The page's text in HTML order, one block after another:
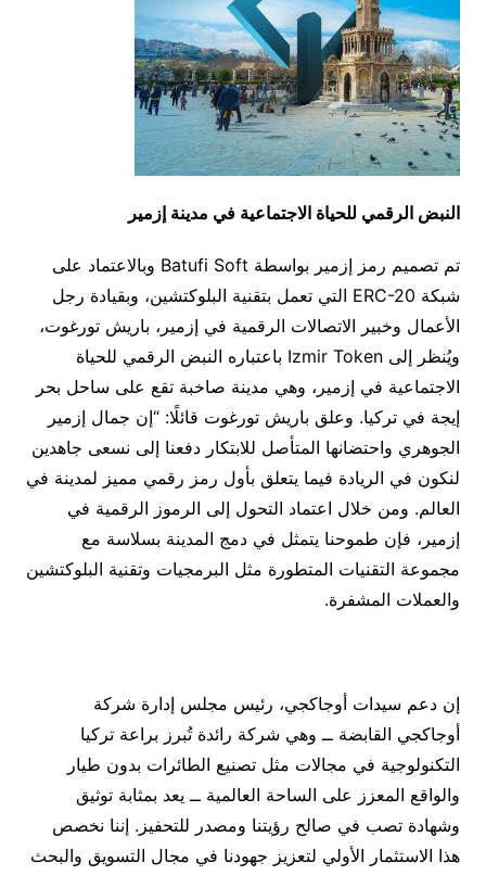
النبض الرقمي للحياة الاجتماعية في مدينة إزمير
تم تصميم رمز إزمير بواسطة Batufi Soft وبالاعتماد على
شبكة ERC-20 التي تعمل بتقنية البلوكتشين، وبقيادة رجل
الأعمال وخبير الاتصالات الرقمية في إزمير، باريش تورغوت،
ويُنظر إلى Izmir Token باعتباره النبض الرقمي للحياة
الاجتماعية في إزمير، وهي مدينة صاخبة تقع على ساحل بحر
إيجة في تركيا. وعلق باريش تورغوت قائلًا: “إن جمال إزمير
الجوهري واحتضانها المتأصل للابتكار دفعنا إلى نسعى جاهدين
لنكون في الريادة فيما يتعلق بأول رمز رقمي مميز لمدينة في
العالم. ومن خلال اعتماد التحول إلى الرموز الرقمية في
إزمير، فإن طموحنا يتمثل في دمج المدينة بسلاسة مع
مجموعة التقنيات المتطورة مثل البرمجيات وتقنية البلوكتشين
والعملات المشفرة.
إن دعم سيدات أوجاكجي، رئيس مجلس إدارة شركة
أوجاكجي القابضة ــ وهي شركة رائدة تُبرز براعة تركيا
التكنولوجية في مجالات مثل تصنيع الطائرات بدون طيار
والواقع المعزز على الساحة العالمية ــ يعد بمثابة توثيق
وشهادة تصب في صالح رؤيتنا ومصدر للتحفيز. إننا نخصص
هذا الاستثمار الأولي لتعزيز جهودنا في مجال التسويق والبحث